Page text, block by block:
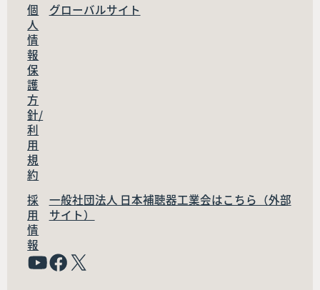
個
人
情
報
保
護
方
針/
利
用
規
約
グローバルサイト
採
用
情
報
一般社団法人 日本補聴器工業会はこちら（外部
サイト）